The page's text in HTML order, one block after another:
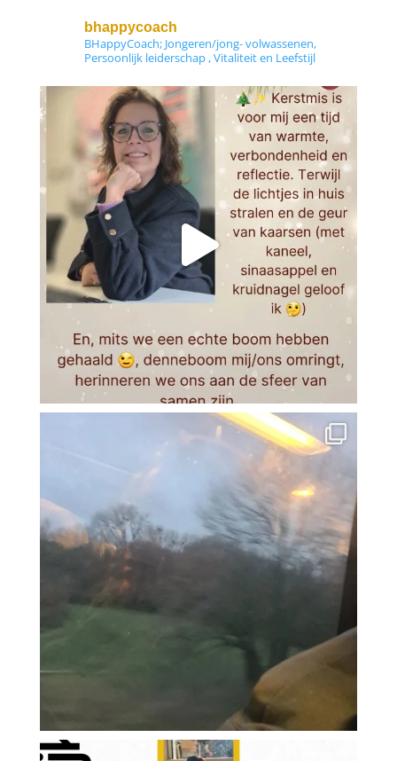
bhappycoach
BHappyCoach; Jongeren/jong- volwassenen,
Persoonlijk leiderschap , Vitaliteit en Leefstijl